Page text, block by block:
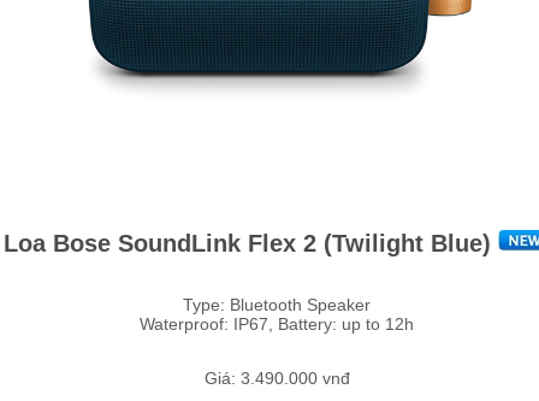
Loa Bose SoundLink Flex 2 (Twilight Blue)
Type: Bluetooth Speaker
Waterproof: IP67, Battery: up to 12h
Giá: 3.490.000 vnđ